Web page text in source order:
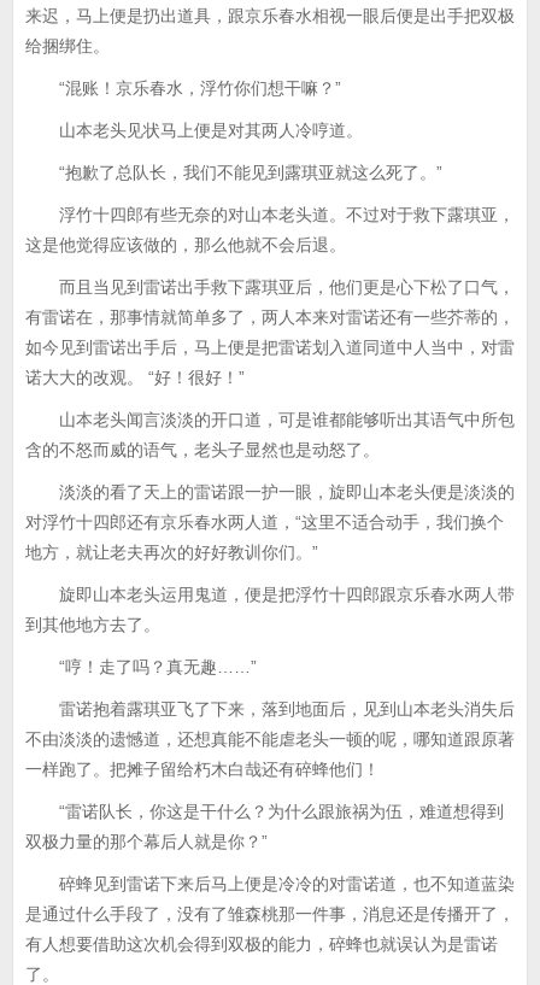
来迟，马上便是扔出道具，跟京乐春水相视一眼后便是出手把双极
给捆绑住。
“混账！京乐春水，浮竹你们想干嘛？”
山本老头见状马上便是对其两人冷哼道。
“抱歉了总队长，我们不能见到露琪亚就这么死了。”
浮竹十四郎有些无奈的对山本老头道。不过对于救下露琪亚，
这是他觉得应该做的，那么他就不会后退。
而且当见到雷诺出手救下露琪亚后，他们更是心下松了口气，
有雷诺在，那事情就简单多了，两人本来对雷诺还有一些芥蒂的，
如今见到雷诺出手后，马上便是把雷诺划入道同道中人当中，对雷
诺大大的改观。 “好！很好！”
山本老头闻言淡淡的开口道，可是谁都能够听出其语气中所包
含的不怒而威的语气，老头子显然也是动怒了。
淡淡的看了天上的雷诺跟一护一眼，旋即山本老头便是淡淡的
对浮竹十四郎还有京乐春水两人道，“这里不适合动手，我们换个
地方，就让老夫再次的好好教训你们。”
旋即山本老头运用鬼道，便是把浮竹十四郎跟京乐春水两人带
到其他地方去了。
“哼！走了吗？真无趣……”
雷诺抱着露琪亚飞了下来，落到地面后，见到山本老头消失后
不由淡淡的遗憾道，还想真能不能虐老头一顿的呢，哪知道跟原著
一样跑了。把摊子留给朽木白哉还有碎蜂他们！
“雷诺队长，你这是干什么？为什么跟旅祸为伍，难道想得到
双极力量的那个幕后人就是你？”
碎蜂见到雷诺下来后马上便是冷冷的对雷诺道，也不知道蓝染
是通过什么手段了，没有了雏森桃那一件事，消息还是传播开了，
有人想要借助这次机会得到双极的能力，碎蜂也就误认为是雷诺
了。